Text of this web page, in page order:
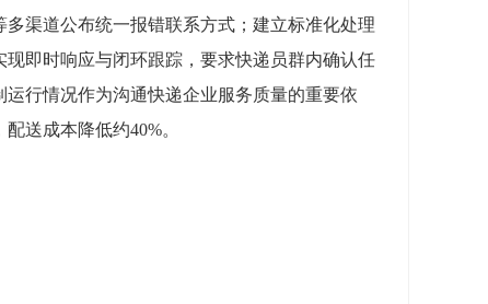
渠道公布统一报错联系方式；建立标准化处理
即时响应与闭环跟踪，要求快递员群内确认任
行情况作为沟通快递企业服务质量的重要依
配送成本降低约40%。